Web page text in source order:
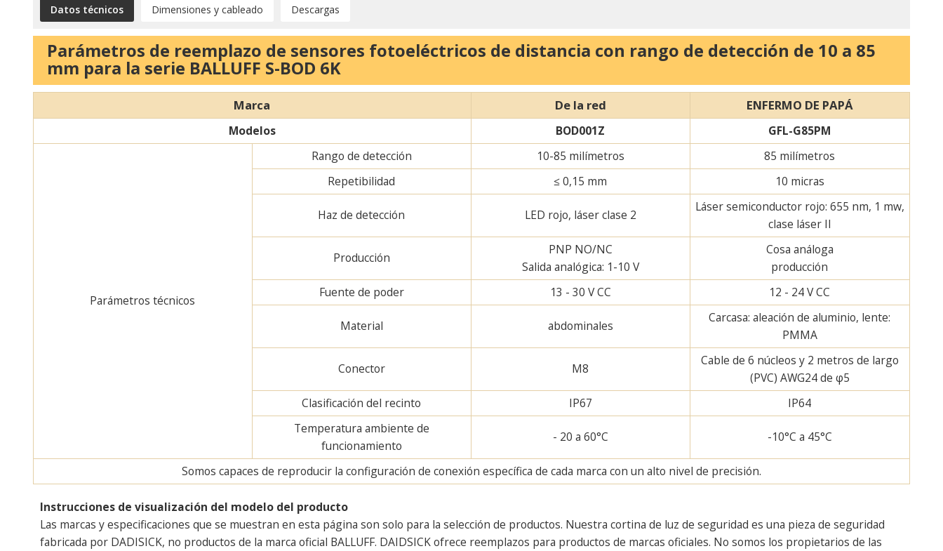
Datos técnicos Dimensiones y cableado Descargas
Parámetros de reemplazo de sensores fotoeléctricos de distancia con rango de detección de 10 a 85
mm para la serie BALLUFF S-BOD 6K
Marca De la red ENFERMO DE PAPÁ
Modelos BOD001Z GFL-G85PM
Parámetros técnicos
Rango de detección 10-85 milímetros
85 milímetros
Repetibilidad
≤ 0,15 mm 10 micras
Haz de detección LED rojo, láser clase 2
Láser semiconductor rojo: 655 nm, 1 mw,
clase láser II
Producción
PNP NO/NC
Salida analógica: 1-10 V
Cosa análoga
producción
Fuente de poder
13 - 30 V CC 12 - 24 V CC
Material abdominales
Carcasa: aleación de aluminio, lente:
PMMA
Conector M8
Cable de 6 núcleos y 2 metros de largo
(PVC) AWG24 de φ5
Clasificación del recinto
IP67
IP64
Temperatura ambiente de
funcionamiento
- 20 a 60°C -10°C a 45°C
Somos capaces de reproducir la configuración de conexión específica de cada marca con un alto nivel de precisión.
Instrucciones de visualización del modelo del producto
Las marcas y especificaciones que se muestran en esta página son solo para la selección de productos. Nuestra cortina de luz de seguridad es una pieza de seguridad
fabricada por DADISICK, no productos de la marca oficial BALLUFF. DAIDSICK ofrece reemplazos para productos de marcas oficiales. No somos los propietarios de las